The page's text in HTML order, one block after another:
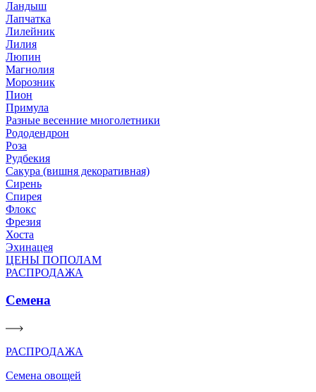
Ландыш
Лапчатка
Лилейник
Лилия
Люпин
Магнолия
Морозник
Пион
Примула
Разные весенние многолетники
Рододендрон
Роза
Рудбекия
Сакура (вишня декоративная)
Сирень
Спирея
Флокс
Фрезия
Хоста
Эхинацея
ЦЕНЫ ПОПОЛАМ
РАСПРОДАЖА
Семена
РАСПРОДАЖА
Семена овощей